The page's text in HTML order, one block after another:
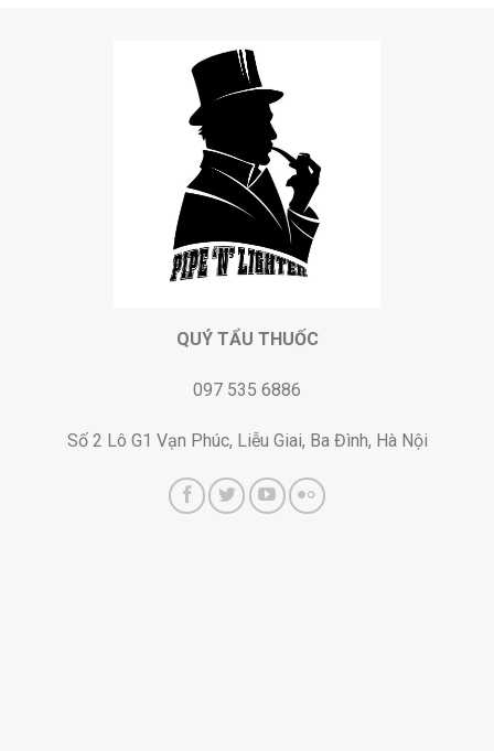
QUÝ TẨU THUỐC
097 535 6886
Số 2 Lô G1 Vạn Phúc, Liễu Giai, Ba Đình, Hà Nội